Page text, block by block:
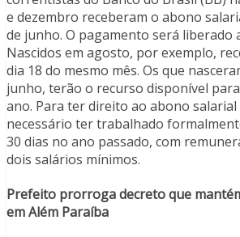
e dezembro receberam o abono
de junho. O pagamento será liberado
Nascidos em agosto, por exemplo,
dia 18 do mesmo mês. Os que
junho, terão o recurso disponível
ano. Para ter direito ao abono salarial
necessário ter trabalhado
30 dias no ano passado, com
dois salários mínimos.
Prefeito prorroga decreto que
em Além Paraíba